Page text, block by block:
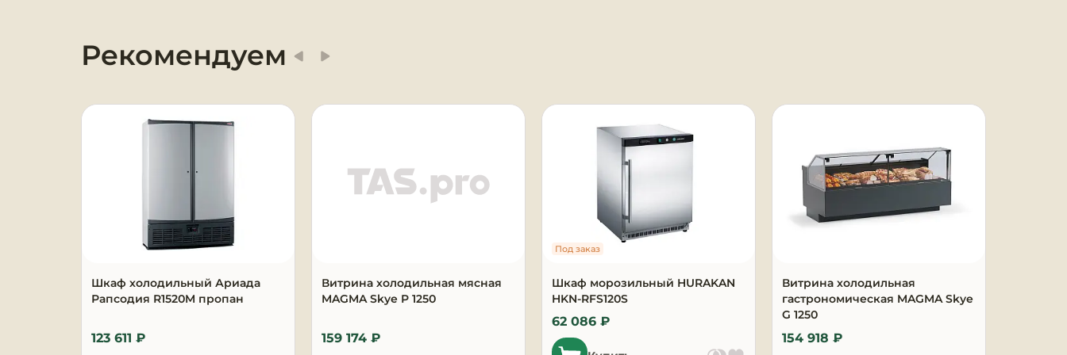
профессиональная химия
оборудование
оборудование
Рекомендуем
Шкаф холодильный Ариада
Рапсодия R1520M пропан
123 611 ₽
Витрина холодильная мясная
MAGMA Skye P 1250
159 174 ₽
Шкаф морозильный HURAKAN
HKN-RFS120S
Под заказ
62 086 ₽
Витрина холодильная
гастрономическая MAGMA Skye
G 1250
154 918 ₽